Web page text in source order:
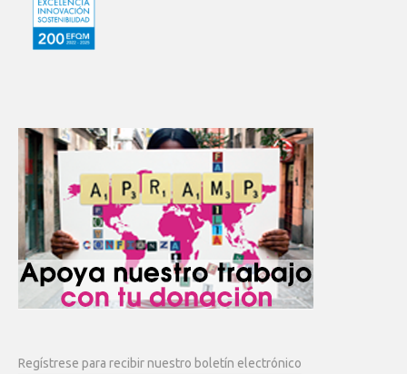
Regístrese para recibir nuestro boletín electrónico